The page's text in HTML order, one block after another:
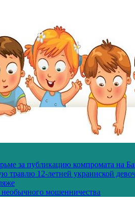
за публикацию компромата на
травлю 12-летней украинской
мошенничества